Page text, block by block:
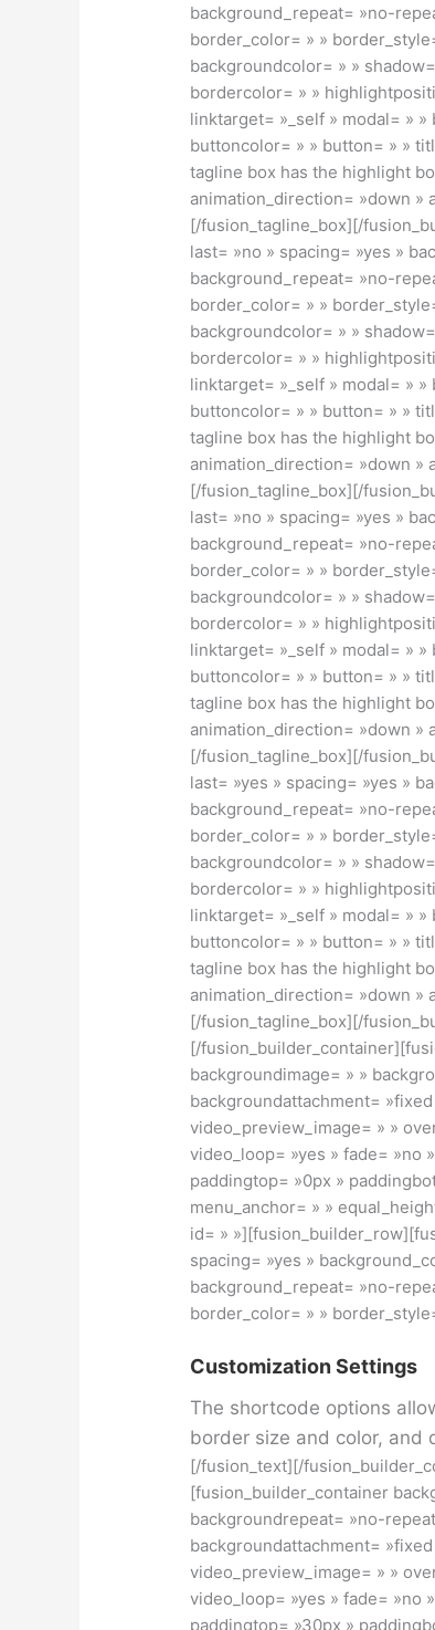
background_repeat= »no-
border_color= » »
backgroundcolor= » »
bordercolor= » »
linktarget= »_self » modal= »
buttoncolor= » » button= » »
tagline box has the highlight
animation_direction= »down »
[/fusion_tagline_box][/
last= »no » spacing= »yes »
background_repeat= »no-
border_color= » »
backgroundcolor= » »
bordercolor= » »
linktarget= »_self » modal= »
buttoncolor= » » button= » »
tagline box has the highlight
animation_direction= »down »
[/fusion_tagline_box][/
last= »no » spacing= »yes »
background_repeat= »no-
border_color= » »
backgroundcolor= » »
bordercolor= » »
linktarget= »_self » modal= »
buttoncolor= » » button= » »
tagline box has the highlight
animation_direction= »down »
[/fusion_tagline_box][/
last= »yes » spacing= »yes »
background_repeat= »no-
border_color= » »
backgroundcolor= » »
bordercolor= » »
linktarget= »_self » modal= »
buttoncolor= » » button= » »
tagline box has the highlight
animation_direction= »down »
[/fusion_tagline_box][/
[/
backgroundimage= » »
backgroundattachment=
video_preview_image= » »
video_loop= »yes » fade= »no
paddingtop= »0px »
menu_anchor= » »
id= »
spacing= »yes »
background_repeat= »no-
border_color= » »
Customization Settings
The shortcode options
border size and color, and
[/fusion_text][/
[fusion_builder_container
backgroundrepeat= »no-
backgroundattachment=
video_preview_image= » »
video_loop= »yes » fade= »no
paddingtop= »30px »